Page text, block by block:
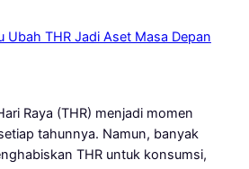
Raya (THR) menjadi momen
tahunnya. Namun, banyak
THR untuk konsumsi,